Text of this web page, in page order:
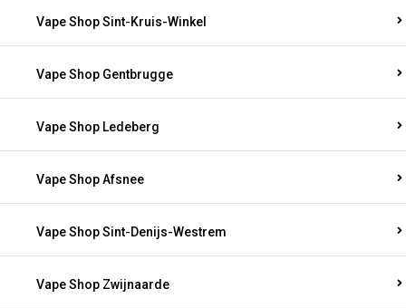
Vape Shop Sint-Kruis-Winkel
Vape Shop Gentbrugge
Vape Shop Ledeberg
Vape Shop Afsnee
Vape Shop Sint-Denijs-Westrem
Vape Shop Zwijnaarde